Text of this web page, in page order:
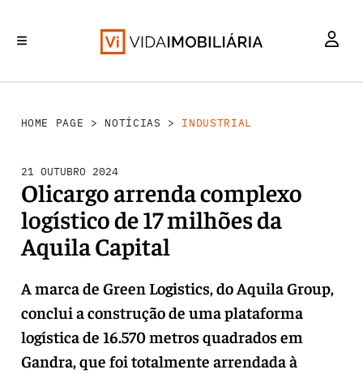
HOME PAGE > NOTÍCIAS > INDUSTRIAL
21 OUTUBRO 2024
Olicargo arrenda complexo
logístico de 17 milhões da
Aquila Capital
A marca de Green Logistics, do Aquila Group,
conclui a construção de uma plataforma
logística de 16.570 metros quadrados em
Gandra, que foi totalmente arrendada à